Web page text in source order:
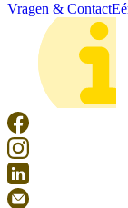
Vragen & Contact